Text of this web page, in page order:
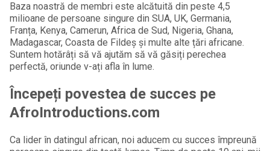
Baza noastră de membri este alcătuită din peste 4,5
milioane de persoane singure din SUA, UK, Germania,
Franța, Kenya, Camerun, Africa de Sud, Nigeria, Ghana,
Madagascar, Coasta de Fildeș și multe alte țări africane.
Suntem hotărâți să vă ajutăm să vă găsiți perechea
perfectă, oriunde v-ați afla în lume.
Începeți povestea de succes pe
AfroIntroductions.com
Ca lider în datingul african, noi aducem cu succes împreună